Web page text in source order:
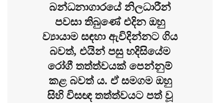
බන්ධනාගාරයේ නිලධාරීන්
පවසා තිබුණේ එදින ඔහු
ව්‍යායාම සඳහා ඇවිදින්නට ගිය
බවත්, එයින් පසු හදිසියේම
රෝගී තත්ත්වයක් පෙන්නුම්
කළ බවත් ය. ඒ සමගම ඔහු
සිහි විසඥ තත්ත්වයට පත් වූ